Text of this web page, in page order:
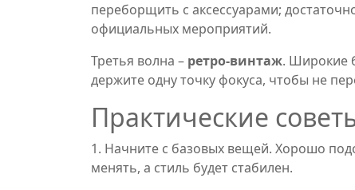
переборщить с аксессуарами;
официальных мероприятий.
Третья волна – ретро‑винтаж. Широкие
держите одну точку фокуса, чтобы не
Практические
1. Начните с базовых вещей. Хорошо
менять, а стиль будет стабилен.